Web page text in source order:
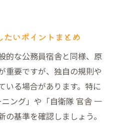
たいポイントまとめ
的な公務員宿舎と同様、原
重要ですが、独自の規則や
いる場合があります。特に
ニング」や「自衛隊 官舎 一
基準を確認しましょう。